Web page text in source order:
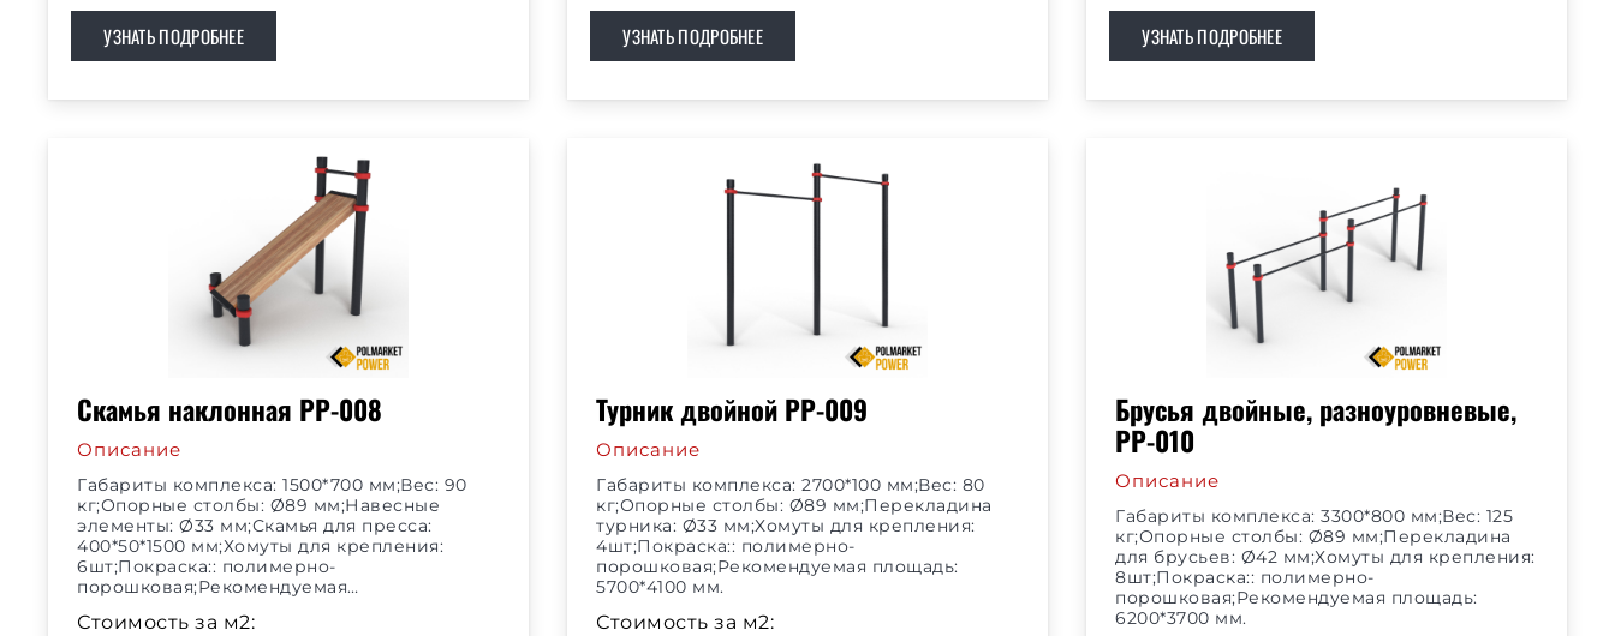
УЗНАТЬ ПОДРОБНЕЕ УЗНАТЬ ПОДРОБНЕЕ УЗНАТЬ ПОДРОБНЕЕ
Скамья наклонная РР-008
Описание
Габариты комплекса: 1500*700 мм;Вес: 90
кг;Опорные столбы: Ø89 мм;Навесные
элементы: Ø33 мм;Скамья для пресса:
400*50*1500 мм;Хомуты для крепления:
6шт;Покраска:: полимерно-
порошковая;Рекомендуемая…
Стоимость за м2:
Турник двойной РР-009
Описание
Габариты комплекса: 2700*100 мм;Вес: 80
кг;Опорные столбы: Ø89 мм;Перекладина
турника: Ø33 мм;Хомуты для крепления:
4шт;Покраска:: полимерно-
порошковая;Рекомендуемая площадь:
5700*4100 мм.
Стоимость за м2:
Брусья двойные, разноуровневые,
РР-010
Описание
Габариты комплекса: 3300*800 мм;Вес: 125
кг;Опорные столбы: Ø89 мм;Перекладина
для брусьев: Ø42 мм;Хомуты для крепления:
8шт;Покраска:: полимерно-
порошковая;Рекомендуемая площадь:
6200*3700 мм.